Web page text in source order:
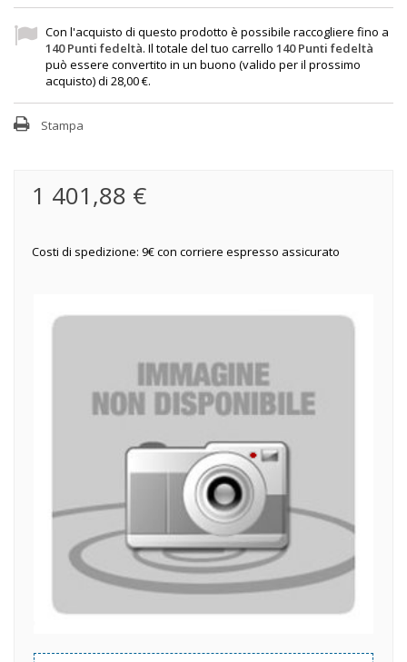
Con l'acquisto di questo prodotto è possibile raccogliere fino a
140Punti fedeltà. Il totale del tuo carrello 140Punti fedeltà
può essere convertito in un buono (valido per il prossimo
acquisto) di 28,00 €.
Stampa
1 401,88 €
Costi di spedizione: 9€ con corriere espresso assicurato